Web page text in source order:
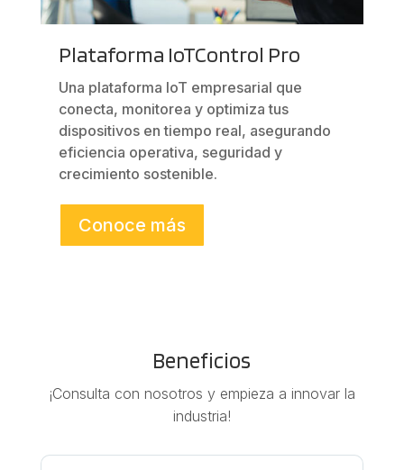
Plataforma IoTControl Pro
Una plataforma IoT empresarial que
conecta, monitorea y optimiza tus
dispositivos en tiempo real, asegurando
eficiencia operativa, seguridad y
crecimiento sostenible.
Conoce más
Beneficios
¡Consulta con nosotros y empieza a innovar la
industria!